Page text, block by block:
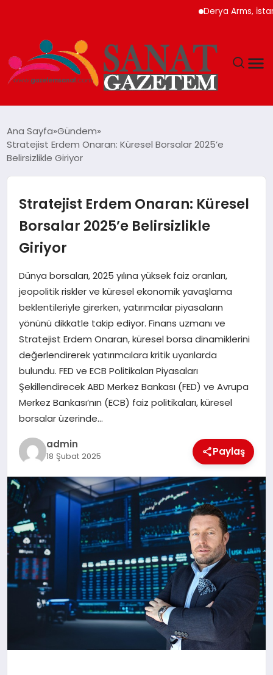
Derya Arms, İstanbul
TEKNOLOJI
YAŞAM
EKONOMI
SAĞLIK
DÜNYA
EĞITIM
Ana Sayfa Gündem
Stratejist Erdem Onaran: Küresel Borsalar 2025’e
Belirsizlikle Giriyor
Stratejist Erdem Onaran: Küresel
Borsalar 2025’e Belirsizlikle
Giriyor
Dünya borsaları, 2025 yılına yüksek faiz oranları,
jeopolitik riskler ve küresel ekonomik yavaşlama
beklentileriyle girerken, yatırımcılar piyasaların
yönünü dikkatle takip ediyor. Finans uzmanı ve
Stratejist Erdem Onaran, küresel borsa dinamiklerini
değerlendirerek yatırımcılara kritik uyarılarda
bulundu. FED ve ECB Politikaları Piyasaları
Şekillendirecek ABD Merkez Bankası (FED) ve Avrupa
Merkez Bankası’nın (ECB) faiz politikaları, küresel
borsalar üzerinde…
admin
18 Şubat 2025 Paylaş